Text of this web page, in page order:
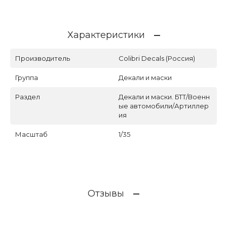
Характеристики
Производитель Colibri Decals (Россия)
Группа Декали и маски
Раздел
Декали и маски. БТТ/Военн
ые автомобили/Артиллер
ия
Масштаб 1/35
Отзывы